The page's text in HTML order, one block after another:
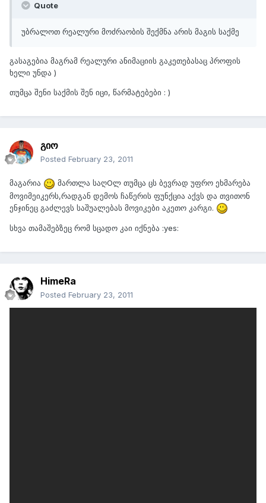
Quote
უბრალოთ რეალური მოძრაობის შექმნა არის მაგის საქმე
გასაგებია მაგრამ რეალური ანიმაციის გაკეთებასაც პროფის
ხელი უნდა )
თუმცა შენი საქმის შენ იცი, წარმატებები : )
გიო
Posted February 23, 2011
მაგარია
მართლა საღOლ თუმცა ცს ბევრად უფრო ეხმარება
მოვიმეიკერს,რადგან დემოს ჩაწერის ფუნქცია აქვს და თვითონ
ენჯინეც გაძლევს საშუალებას მოვიკები აკეთო კარგი.
სხვა თამაშებზეც რომ სცადო კაი იქნება :yes:
HimeRa
Posted February 23, 2011